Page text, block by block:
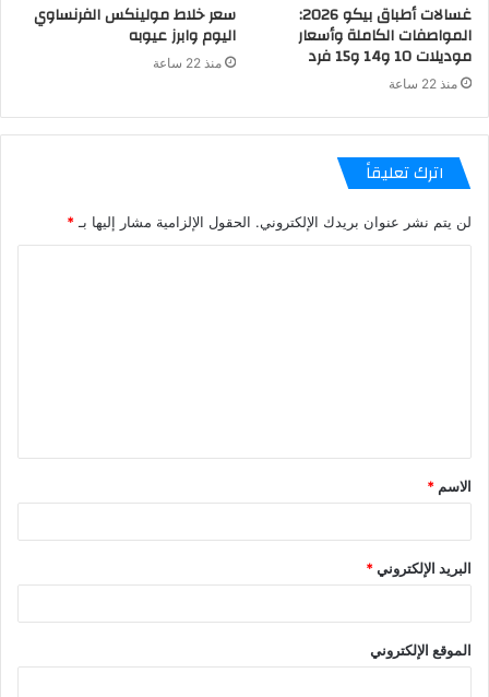
غسالات أطباق بيكو 2026:
المواصفات الكاملة وأسعار
موديلات 10 و14 و15 فرد
منذ 22 ساعة
سعر خلاط مولينكس الفرنساوي
اليوم وابرز عيوبه
منذ 22 ساعة
اترك تعليقاً
لن يتم نشر عنوان بريدك الإلكتروني. الحقول الإلزامية مشار إليها بـ*
الاسم *
البريد الإلكتروني*
الموقع الإلكتروني